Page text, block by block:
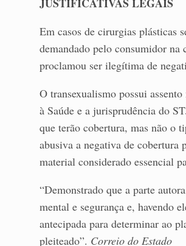
JUSTIFICATIVAS LEGAIS
Em casos de cirurgias plásticas
demandado pelo consumidor
proclamou ser ilegítima de
O transexualismo possui
à Saúde e a jurisprudência do
que terão cobertura, mas não o
abusiva a negativa de cobertura
material considerado essencial
“Demonstrado que a parte
mental e segurança e, havendo
antecipada para determinar ao
pleiteado”. Correio do Estado